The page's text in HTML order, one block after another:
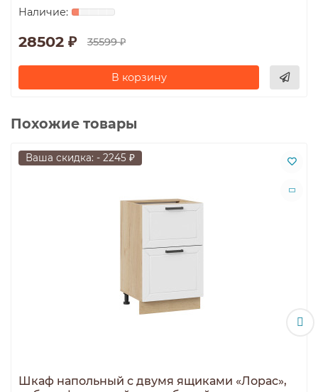
28502 ₽ 35599 ₽
В корзину
Похожие товары
Ваша скидка: - 2245 ₽
Шкаф напольный с двумя ящиками «Лорас»,